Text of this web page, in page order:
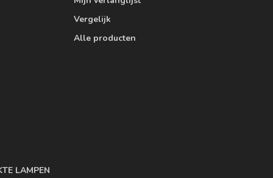
LAMPEN
Vergelijk
Alle producten